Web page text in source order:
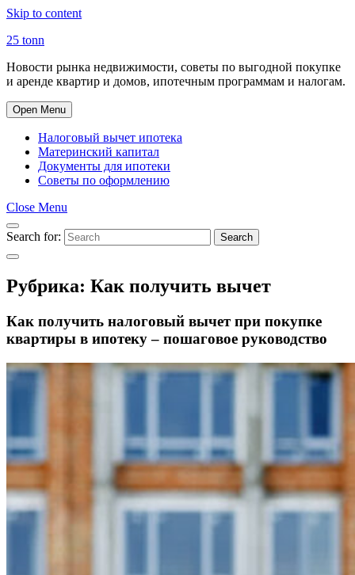
Skip to content
25 tonn
Новости рынка недвижимости, советы по выгодной покупке
и аренде квартир и домов, ипотечным программам и налогам.
Open Menu
Налоговый вычет ипотека
Материнский капитал
Документы для ипотеки
Советы по оформлению
Close Menu
Search for: Search
Рубрика: Как получить вычет
Как получить налоговый вычет при покупке
квартиры в ипотеку – пошаговое руководство